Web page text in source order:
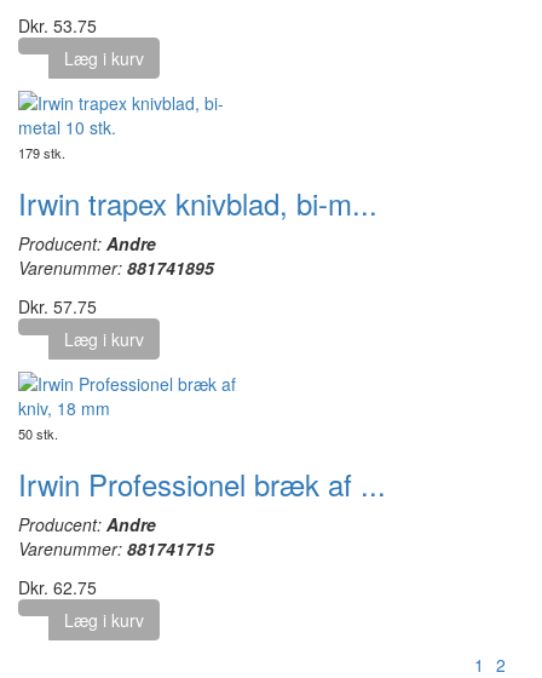
Dkr. 53.75
Læg i kurv
179 stk.
Irwin trapex knivblad, bi-m...
Producent: Andre
Varenummer: 881741895
Dkr. 57.75
Læg i kurv
50 stk.
Irwin Professionel bræk af ...
Producent: Andre
Varenummer: 881741715
Dkr. 62.75
Læg i kurv
1
2